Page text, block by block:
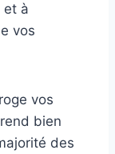
et à
vos
vos
bien
des